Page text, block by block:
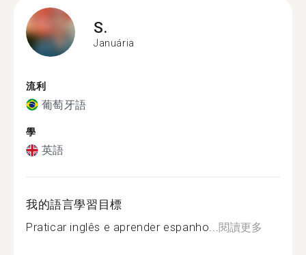
S.
Januária
流利
葡萄牙語
學
英語
我的語言學習目標
Praticar inglês e aprender espanho...閱讀更多